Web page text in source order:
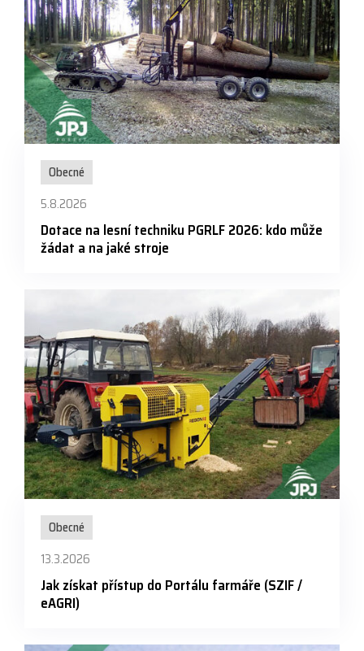
Obecné
5.8.2026
Dotace na lesní techniku PGRLF 2026: kdo může
žádat a na jaké stroje
Obecné
13.3.2026
Jak získat přístup do Portálu farmáře (SZIF /
eAGRI)